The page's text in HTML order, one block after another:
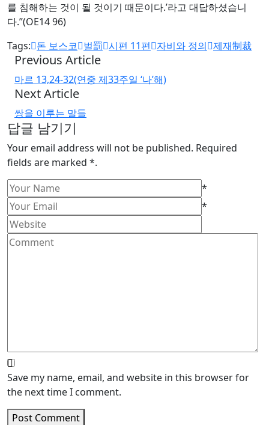
를 침해하는 것이 될 것이기 때문이다.’라고 대답하셨습니
다.”(OE14 96)
Tags: 돈 보스코 벌罰 시편 11편 자비와 정의 제재制裁
Previous Article
마르 13,24-32(연중 제33주일 ‘나’해)
Next Article
쌍을 이루는 말들
답글 남기기
Your email address will not be published. Required
fields are marked *.
*
*
Save my name, email, and website in this browser for
the next time I comment.
Post Comment